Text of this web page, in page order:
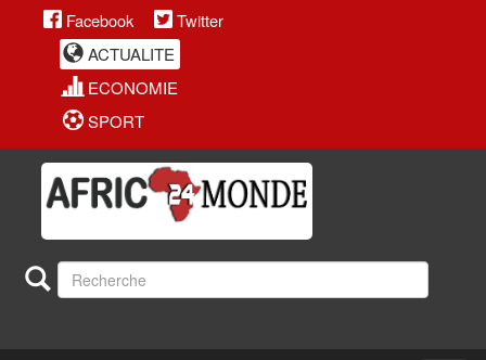
Facebook
Twitter
ACTUALITE
ECONOMIE
SPORT